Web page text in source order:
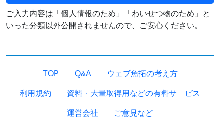
ご入力内容は「個人情報のため」「わいせつ物のため」と
いった分類以外公開されませんので、ご安心ください。
TOP Q&A ウェブ魚拓の考え方
利用規約 資料・大量取得用などの有料サービス
運営会社 ご意見など